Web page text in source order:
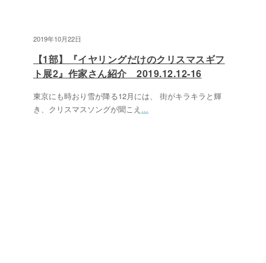
2019年10月22日
【1部】『イヤリングだけのクリスマスギフ
ト展2』作家さん紹介 2019.12.12-16
東京にも時おり雪が降る12月には、 街がキラキラと輝
き、クリスマスソングが聞こえ ...